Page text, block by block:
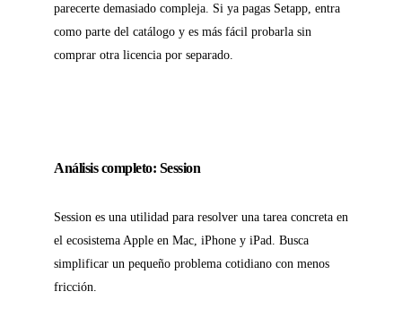
parecerte demasiado compleja. Si ya pagas Setapp, entra
como parte del catálogo y es más fácil probarla sin
comprar otra licencia por separado.
Análisis completo: Session
Session es una utilidad para resolver una tarea concreta en
el ecosistema Apple en Mac, iPhone y iPad. Busca
simplificar un pequeño problema cotidiano con menos
fricción.